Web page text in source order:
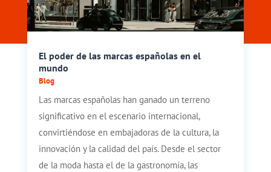
El poder de las marcas españolas en el
mundo
Blog
Las marcas españolas han ganado un terreno
significativo en el escenario internacional,
convirtiéndose en embajadoras de la cultura, la
innovación y la calidad del país. Desde el sector
de la moda hasta el de la gastronomía, las